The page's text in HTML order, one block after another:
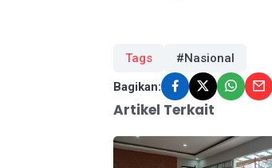
Tags #Nasional
Bagikan:
Artikel Terkait